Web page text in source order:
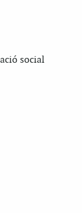
social